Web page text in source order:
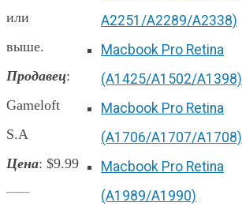
А2251/A2289/A2338)
Macbook Pro Retina
(А1425/A1502/A1398)
Macbook Pro Retina
(А1706/A1707/A1708)
Macbook Pro Retina
(А1989/A1990)
или
выше.
Продавец:
Gameloft
S.A
Цена: $9.99